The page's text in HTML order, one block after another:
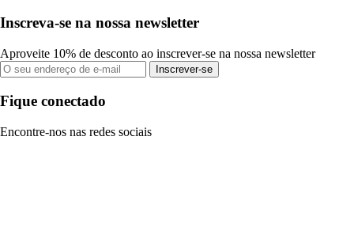
Inscreva-se na nossa newsletter
Aproveite 10% de desconto ao inscrever-se na nossa newsletter
Inscrever-se
Fique conectado
Encontre-nos nas redes sociais